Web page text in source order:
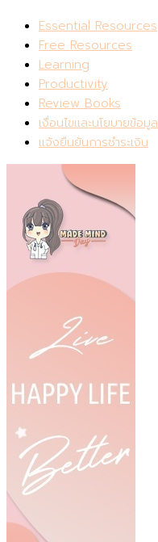
Essential Resources
Free Resources
Learning
Productivity
Review Books
เงื่อนไขและนโยบายข้อ
แจ้งยืนยันการชำระเงิน